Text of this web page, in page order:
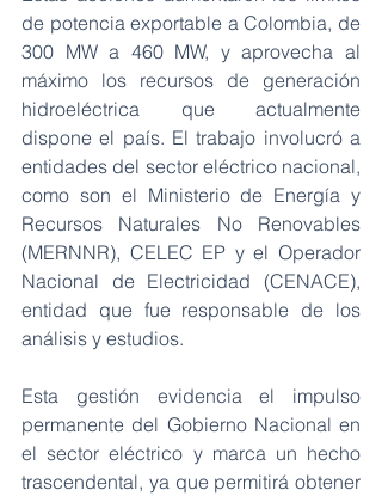
de potencia exportable a Colombia, de
300 MW a 460 MW, y aprovecha al
máximo los recursos de generación
hidroeléctrica que actualmente
dispone el país. El trabajo involucró a
entidades del sector eléctrico nacional,
como son el Ministerio de Energía y
Recursos Naturales No Renovables
(MERNNR), CELEC EP y el Operador
Nacional de Electricidad (CENACE),
entidad que fue responsable de los
análisis y estudios.
Esta gestión evidencia el impulso
permanente del Gobierno Nacional en
el sector eléctrico y marca un hecho
trascendental, ya que permitirá obtener